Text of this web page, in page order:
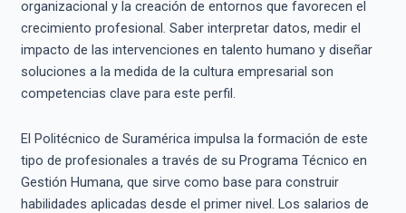
organizacional y la creación de entornos que favorecen el
crecimiento profesional. Saber interpretar datos, medir el
impacto de las intervenciones en talento humano y diseñar
soluciones a la medida de la cultura empresarial son
competencias clave para este perfil.
El Politécnico de Suramérica impulsa la formación de este
tipo de profesionales a través de su Programa Técnico en
Gestión Humana, que sirve como base para construir
habilidades aplicadas desde el primer nivel. Los salarios de